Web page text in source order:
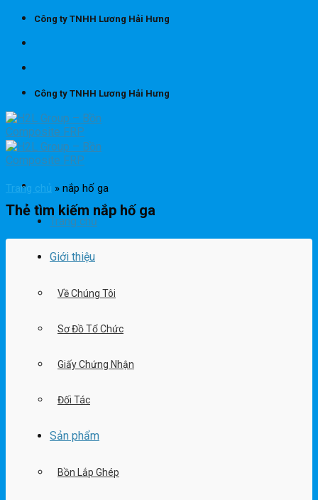
Skip
content
Công ty TNHH Lương Hải Hưng
Công ty TNHH Lương Hải Hưng
Trang chủ
Giới thiệu
Về Chúng Tôi
Sơ Đồ Tổ Chức
Giấy Chứng Nhận
Đối Tác
Sản phẩm
Bồn Lắp Ghép
Trang chủ » nắp hố ga
Thẻ tìm kiếm nắp hố ga